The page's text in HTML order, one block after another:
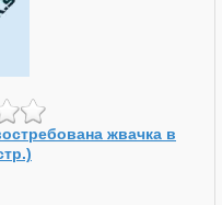
жвачка в